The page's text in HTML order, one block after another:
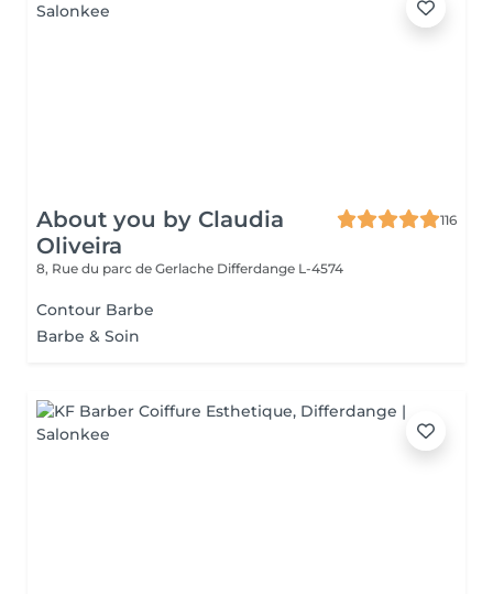
About you by Claudia
Oliveira
116
8, Rue du parc de Gerlache Differdange L-4574
Contour Barbe
Barbe & Soin